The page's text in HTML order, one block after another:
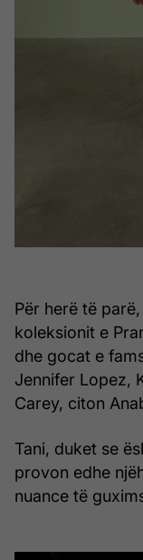
Për herë të
koleksionit e
dhe gocat e
Jennifer Lopez,
Carey, citon
Tani, duket se
provon edhe
nuance të